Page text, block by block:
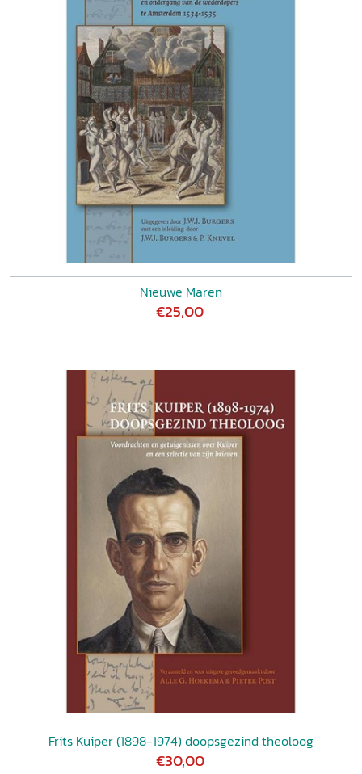
Nieuwe Maren
€25,00
Frits Kuiper (1898-1974) doopsgezind theoloog
€30,00